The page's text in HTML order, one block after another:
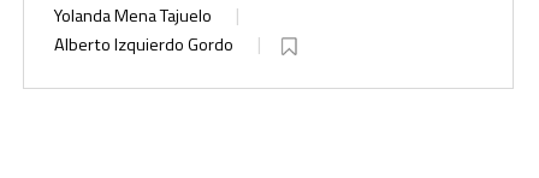
Yolanda Mena Tajuelo
Alberto Izquierdo Gordo